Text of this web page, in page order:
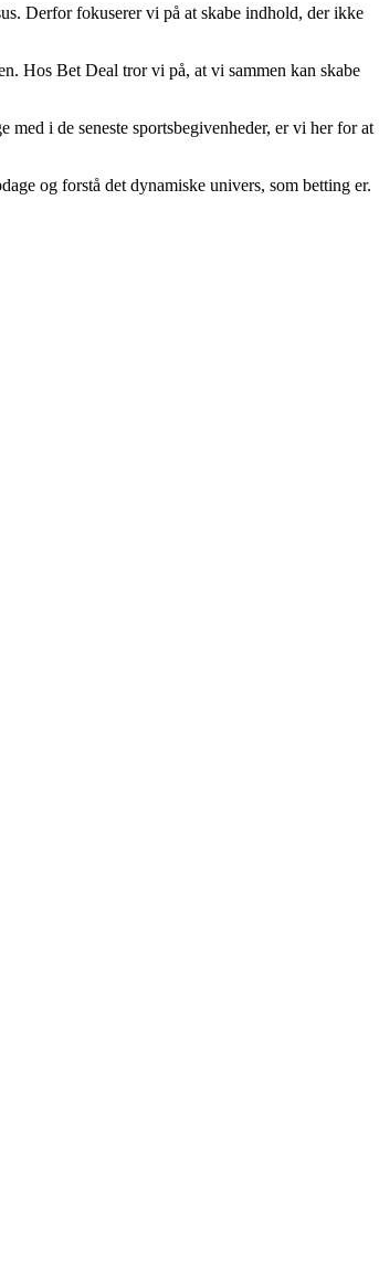
Derfor fokuserer vi på at skabe indhold, der ikke
Hos Bet Deal tror vi på, at vi sammen kan skabe
i de seneste sportsbegivenheder, er vi her for at
og forstå det dynamiske univers, som betting er.